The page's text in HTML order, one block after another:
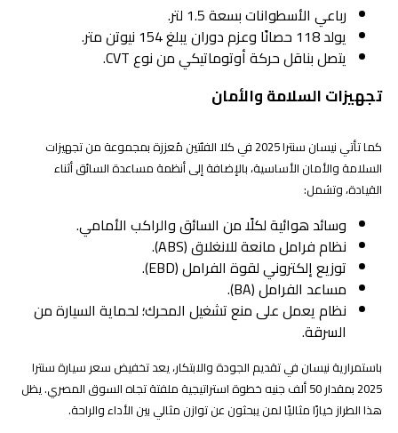
رباعي الأسطوانات بسعة 1.5 لتر.
يولد 118 حصانًا وعزم دوران يبلغ 154 نيوتن متر.
يتصل بناقل حركة أوتوماتيكي من نوع CVT.
تجهيزات السلامة والأمان
كما تأتي نيسان سنترا 2025 في كلا الفئتين مُعززة بمجموعة من تجهيزات
السلامة والأمان الأساسية، بالإضافة إلى أنظمة مساعدة السائق أثناء
القيادة، وتشمل:
وسائد هوائية لكلًا من السائق والراكب الأمامي.
نظام فرامل مانعة للانغلاق (ABS).
توزيع إلكتروني لقوة الفرامل (EBD).
مساعد الفرامل (BA).
نظام يعمل على منع تشغيل المحرك؛ لحماية السيارة من
السرقة.
باستمرارية نيسان في تقديم الجودة والابتكار، يعد تخفيض سعر سيارة سنترا
2025 بمقدار 50 ألف جنيه خطوة استراتيجية ملفتة تجاه السوق المصري. يظل
هذا الطراز خيارًا مثاليًا لمن يبحثون عن توازن مثالي بين الأداء والراحة.